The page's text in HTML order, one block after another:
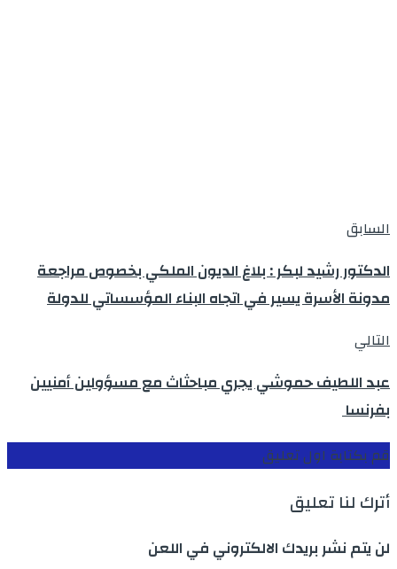
السابق
الدكتور رشيد لبكر : بلاغ الديون الملكي بخصوص مراجعة
مدونة الأسرة يسير في اتجاه البناء المؤسساتي للدولة
التالي
عبد اللطيف حموشي يجري مباحثاث مع مسؤولين أمنيين
بفرنسا
قم بكتابة اول تعليق
أترك لنا تعليق
لن يتم نشر بريدك الالكتروني في اللعن